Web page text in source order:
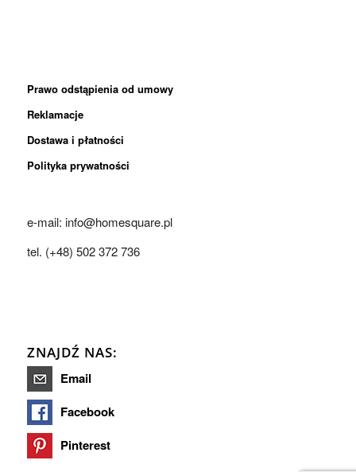
Prawo odstąpienia od umowy
Reklamacje
Dostawa i płatności
Polityka prywatności
e-mail: info@homesquare.pl
tel. (+48) 502 372 736
ZNAJDŹ NAS:
Email
Facebook
Pinterest